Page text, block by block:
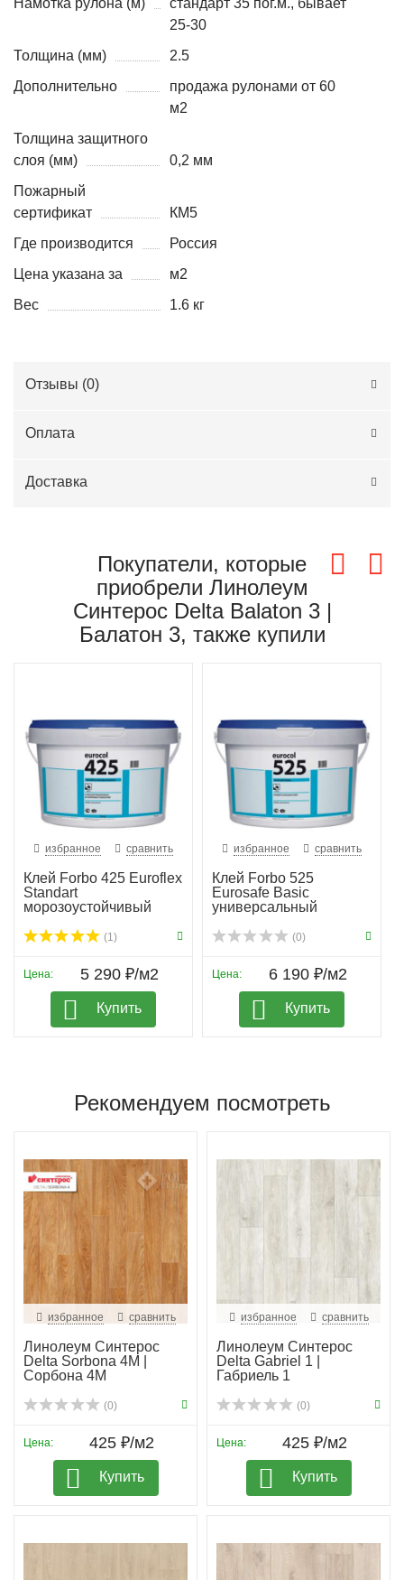
Намотка рулона (м)
стандарт 35 пог.м., бывает
25-30
Толщина (мм)
2.5
Дополнительно
продажа рулонами от 60
м2
Толщина защитного
слоя (мм)
0,2 мм
Пожарный
сертификат
КМ5
Где производится
Россия
Цена указана за
м2
Вес
1.6 кг
Отзывы (0)
Оплата
Доставка
Покупатели, которые
приобрели Линолеум
Синтерос Delta Balaton 3 |
Балатон 3, также купили
избранное сравнить
Клей Forbo 425 Euroflex
Standart
морозоустойчивый
(1)
Цена: 5 290 ₽/м2
Купить
избранное сравнить
Клей Forbo 525
Eurosafe Basic
универсальный
(0)
Цена: 6 190 ₽/м2
Купить
Рекомендуем посмотреть
избранное сравнить
Линолеум Синтерос
Delta Sorbona 4M |
Сорбона 4М
(0)
Цена: 425 ₽/м2
Купить
избранное сравнить
Линолеум Синтерос
Delta Gabriel 1 |
Габриель 1
(0)
Цена: 425 ₽/м2
Купить